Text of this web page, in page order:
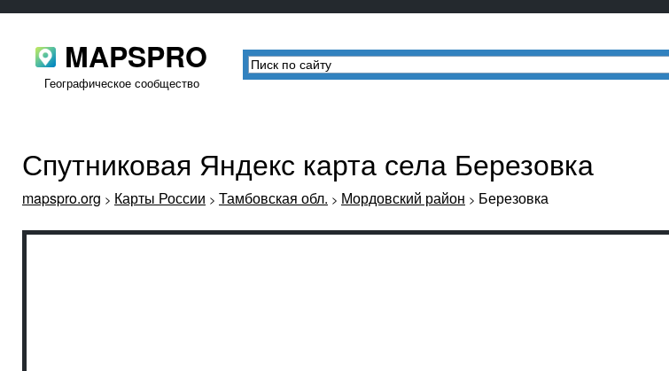
MAPSPRO
Географическое сообщество
Спутниковая Яндекс карта села Березовка
mapspro.org > Карты России > Тамбовская обл. > Мордовский район > Березовка